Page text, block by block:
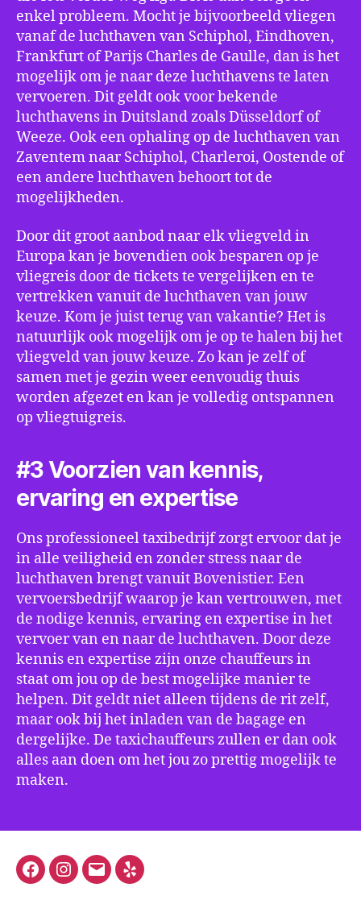
enkel probleem. Mocht je bijvoorbeeld vliegen
vanaf de luchthaven van Schiphol, Eindhoven,
Frankfurt of Parijs Charles de Gaulle, dan is het
mogelijk om je naar deze luchthavens te laten
vervoeren. Dit geldt ook voor bekende
luchthavens in Duitsland zoals Düsseldorf of
Weeze. Ook een ophaling op de luchthaven van
Zaventem naar Schiphol, Charleroi, Oostende of
een andere luchthaven behoort tot de
mogelijkheden.
Door dit groot aanbod naar elk vliegveld in
Europa kan je bovendien ook besparen op je
vliegreis door de tickets te vergelijken en te
vertrekken vanuit de luchthaven van jouw
keuze. Kom je juist terug van vakantie? Het is
natuurlijk ook mogelijk om je op te halen bij het
vliegveld van jouw keuze. Zo kan je zelf of
samen met je gezin weer eenvoudig thuis
worden afgezet en kan je volledig ontspannen
op vliegtuigreis.
#3 Voorzien van kennis,
ervaring en expertise
Ons professioneel taxibedrijf zorgt ervoor dat je
in alle veiligheid en zonder stress naar de
luchthaven brengt vanuit Bovenistier. Een
vervoersbedrijf waarop je kan vertrouwen, met
de nodige kennis, ervaring en expertise in het
vervoer van en naar de luchthaven. Door deze
kennis en expertise zijn onze chauffeurs in
staat om jou op de best mogelijke manier te
helpen. Dit geldt niet alleen tijdens de rit zelf,
maar ook bij het inladen van de bagage en
dergelijke. De taxichauffeurs zullen er dan ook
alles aan doen om het jou zo prettig mogelijk te
maken.
FacebookInstagram
E-
Yelp